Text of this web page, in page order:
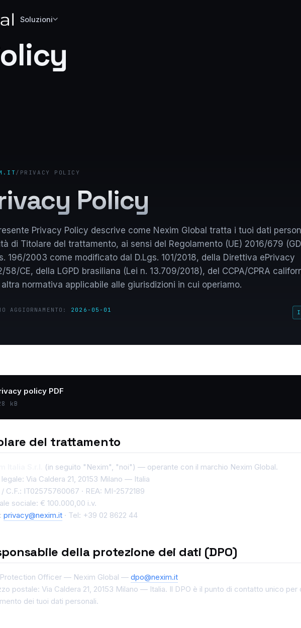
Soluzioni
/ PRIVACY POLICY
Policy
Privacy Policy descrive come Nexim Global tratta i tuoi dati
di Titolare del trattamento, ai sensi del Regolamento (UE) 2016/679
196/2003 come modificato dal D.Lgs. 101/2018, della Direttiva ePrivacy
58/CE, della LGPD brasiliana (Lei n. 13.709/2018), del CCPA/CPRA
normativa applicabile alle giurisdizioni in cui operiamo.
AGGIORNAMENTO: 2026-05-01
policy PDF
kB
del trattamento
(in seguito "Nexim", "noi") — operante con il marchio Nexim Global.
Via Caldera 21, 20153 Milano — Italia
/ C.F.: IT02575760067 · REA: MI-2572189
sociale: € 100.000,00 i.v.
privacy@nexim.it · Tel: +39 02 8622 44
della protezione dei dati (DPO)
Officer — Nexim Global — dpo@nexim.it
postale: Via Caldera 21, 20153 Milano — Italia. Il DPO è il punto di contatto unico per
dei tuoi dati personali.